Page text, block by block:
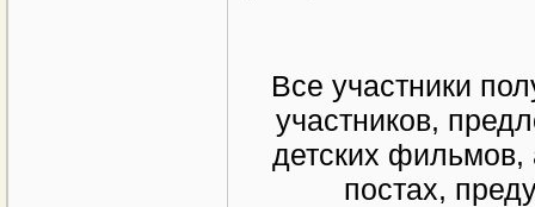
Все участники
участников,
детских фильмов,
постах,